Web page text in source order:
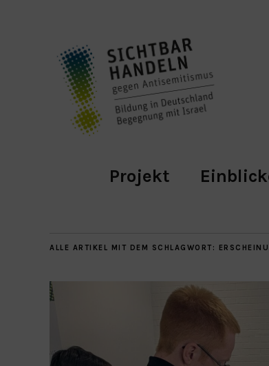
Projekt
ALLE ARTIKEL MIT DEM SCHLAGWORT: